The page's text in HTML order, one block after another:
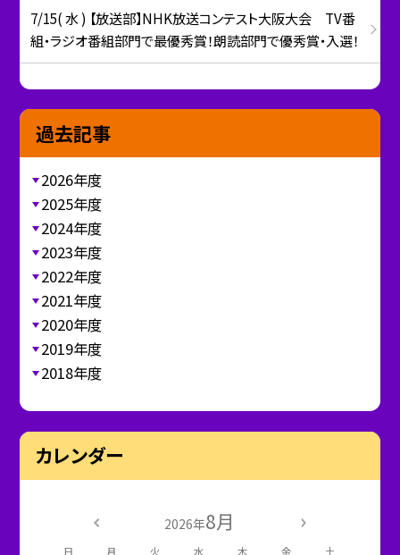
7/15( 水 ) 【放送部】NHK放送コンテスト大阪大会 TV番
組・ラジオ番組部門で最優秀賞！朗読部門で優秀賞・入選！
過去記事
2026年度
2025年度
2024年度
2023年度
2022年度
2021年度
2020年度
2019年度
2018年度
カレンダー
2026年8月
日 月 火 水 木 金 土